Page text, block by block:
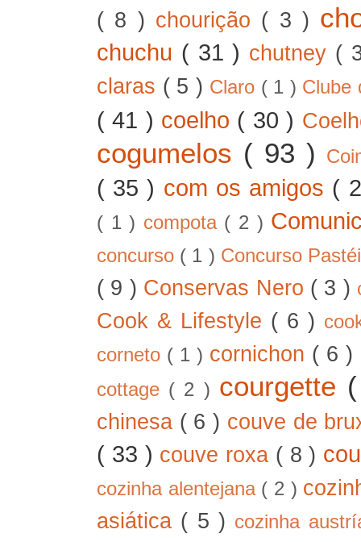
( 8 ) chourição ( 3 )
chuchu ( 31 ) chutney (
claras ( 5 ) Claro ( 1 ) Clube
( 41 ) coelho ( 30 )
cogumelos ( 93 )
( 35 ) com os amigos (
( 1 ) compota ( 2 )
concurso ( 1 ) Concurso
( 9 ) Conservas Nero ( 3 )
Cook & Lifestyle ( 6 )
corneto ( 1 ) cornichon ( 6 )
cottage ( 2 ) courgette
chinesa ( 6 ) couve de
( 33 ) couve roxa ( 8 )
cozinha alentejana ( 2 )
asiática ( 5 ) cozinha